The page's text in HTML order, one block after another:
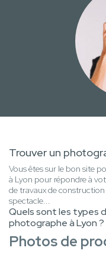
Trouver un
Vous êtes sur le bon site
à Lyon pour répondre à
de travaux de
spectacle...
Quels sont les types
photographe à Lyon ?
Photos de